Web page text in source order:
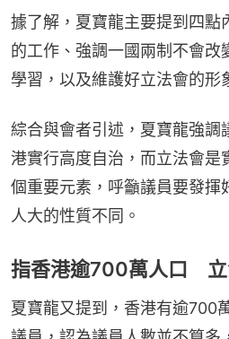
據了解，夏寶龍主要提到四點
的工作、強調一國兩制不會改
學習，以及維護好立法會的形
綜合與會者引述，夏寶龍強調
港實行高度自治，而立法會是
個重要元素，呼籲議員要發揮
人大的性質不同。
指香港逾700萬人口 立
夏寶龍又提到，香港有逾700